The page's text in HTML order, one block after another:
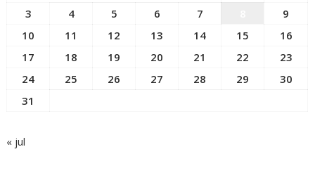
3
4 5 6 7
9
10
11 12 13 14 15
16
17
18 19 20 21 22
23
24
25 26 27 28 29
30
31
« jul